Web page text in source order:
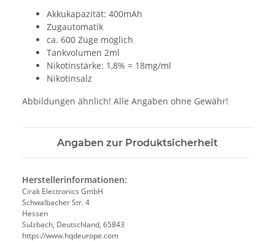
Akkukapazität: 400mAh
Zugautomatik
ca. 600 Züge möglich
Tankvolumen 2ml
Nikotinstärke: 1,8% = 18mg/ml
Nikotinsalz
Abbildungen ähnlich! Alle Angaben ohne Gewähr!
Angaben zur Produktsicherheit
Herstellerinformationen:
Cirak Electronics GmbH
Schwalbacher Str. 4
Hessen
Sulzbach, Deutschland, 65843
https://www.hqdeurope.com